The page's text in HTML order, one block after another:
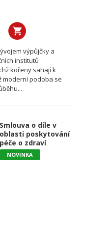
výpůjčky a
institutů
kořeny sahají k
moderní podoba se
Smlouva o díle v
oblasti poskytování
péče o zdraví
NOVINKA